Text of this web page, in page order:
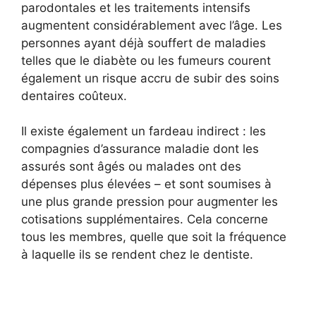
parodontales et les traitements intensifs
augmentent considérablement avec l’âge. Les
personnes ayant déjà souffert de maladies
telles que le diabète ou les fumeurs courent
également un risque accru de subir des soins
dentaires coûteux.
Il existe également un fardeau indirect : les
compagnies d’assurance maladie dont les
assurés sont âgés ou malades ont des
dépenses plus élevées – et sont soumises à
une plus grande pression pour augmenter les
cotisations supplémentaires. Cela concerne
tous les membres, quelle que soit la fréquence
à laquelle ils se rendent chez le dentiste.